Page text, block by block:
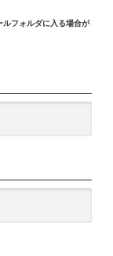
フォルダに入る場合が